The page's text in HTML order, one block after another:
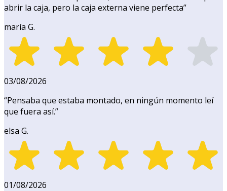
abrir la caja, pero la caja externa viene perfecta”
maría G.
03/08/2026
“Pensaba que estaba montado, en ningún momento leí
que fuera así.”
elsa G.
01/08/2026